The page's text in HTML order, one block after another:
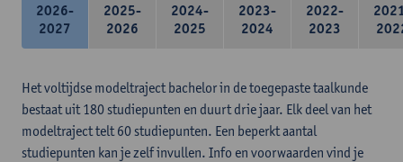
2026-
2027
2025-
2026
2024-
2025
2023-
2024
2022-
2023
Het voltijdse modeltraject bachelor in de toegepaste taalkunde
bestaat uit 180 studiepunten en duurt drie jaar. Elk deel van het
modeltraject telt 60 studiepunten. Een beperkt aantal
studiepunten kan je zelf invullen. Info en voorwaarden vind je